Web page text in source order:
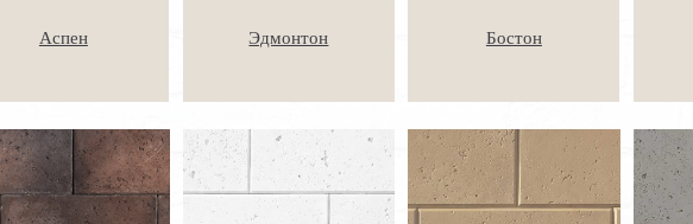
Аспен Эдмонтон Бостон